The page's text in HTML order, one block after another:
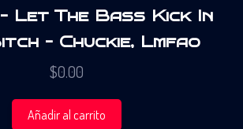
– Let The Bass Kick In
– Chuckie, Lmfao
$0.00
Añadir al carrito